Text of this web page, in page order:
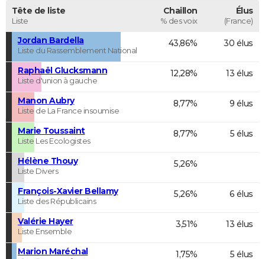
Tête de liste
Liste
Chaillon
% des voix
Élus
(France)
Jordan Bardella
Liste du Rassemblement National
43,86% 30 élus
Raphaël Glucksmann
Liste d'union à gauche
12,28% 13 élus
Manon Aubry
Liste de La France insoumise
8,77% 9 élus
Marie Toussaint
Liste Les Ecologistes
8,77% 5 élus
Hélène Thouy
Liste Divers
5,26%
François-Xavier Bellamy
Liste des Républicains
5,26% 6 élus
Valérie Hayer
Liste Ensemble
3,51% 13 élus
Marion Maréchal 1,75% 5 élus